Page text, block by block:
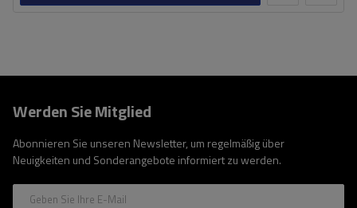
Werden Sie Mitglied
Abonnieren Sie unseren Newsletter, um regelmäßig über
Neuigkeiten und Sonderangebote informiert zu werden.
Geben Sie Ihre E-Mail